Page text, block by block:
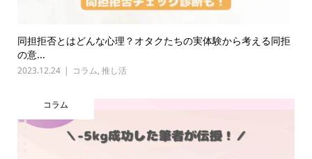
同担拒否とはどんな心理？オタクたちの実体験から考える同拒
の意...
2023.12.24 コラム, 推し活
コラム